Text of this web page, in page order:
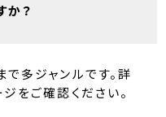
か？
多ジャンルです。詳
をご確認ください。